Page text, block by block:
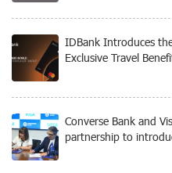
IDBank Introduces
Exclusive Travel
Converse Bank and
partnership to